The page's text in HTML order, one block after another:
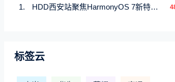
HDD西安站聚焦HarmonyOS 7新特性，解锁从互联到智能的应用开发新范式
标签云